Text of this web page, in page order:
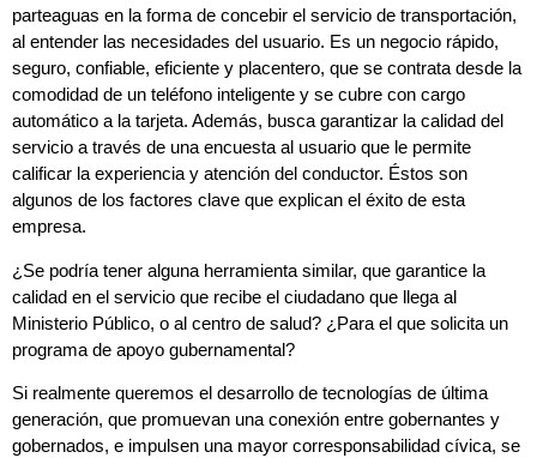
parteaguas en la forma de concebir el servicio de transportación,
al entender las necesidades del usuario. Es un negocio rápido,
seguro, confiable, eficiente y placentero, que se contrata desde la
comodidad de un teléfono inteligente y se cubre con cargo
automático a la tarjeta. Además, busca garantizar la calidad del
servicio a través de una encuesta al usuario que le permite
calificar la experiencia y atención del conductor. Éstos son
algunos de los factores clave que explican el éxito de esta
empresa.
¿Se podría tener alguna herramienta similar, que garantice la
calidad en el servicio que recibe el ciudadano que llega al
Ministerio Público, o al centro de salud? ¿Para el que solicita un
programa de apoyo gubernamental?
Si realmente queremos el desarrollo de tecnologías de última
generación, que promuevan una conexión entre gobernantes y
gobernados, e impulsen una mayor corresponsabilidad cívica, se